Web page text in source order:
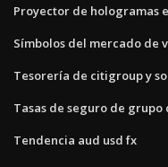
Proyector de hologramas
Símbolos del mercado de
Tesorería de citigroup y
Tasas de seguro de grupo
Tendencia aud usd fx